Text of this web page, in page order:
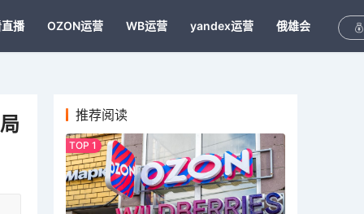
播 OZON运营 WB运营 yandex运营 俄雄会
推荐阅读